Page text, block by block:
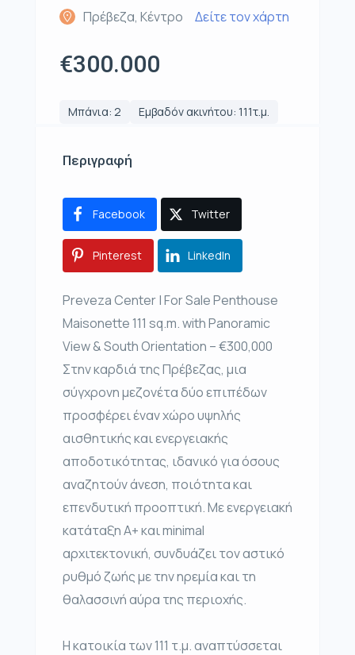
Πρέβεζα, Κέντρο Δείτε τον χάρτη
€300.000
Μπάνια: 2 Εμβαδόν ακινήτου: 111τ.μ.
Περιγραφή
Facebook Twitter
Pinterest LinkedIn
Preveza Center | For Sale Penthouse
Maisonette 111 sq.m. with Panoramic
View & South Orientation – €300,000
Στην καρδιά της Πρέβεζας, μια
σύγχρονη μεζονέτα δύο επιπέδων
προσφέρει έναν χώρο υψηλής
αισθητικής και ενεργειακής
αποδοτικότητας, ιδανικό για όσους
αναζητούν άνεση, ποιότητα και
επενδυτική προοπτική. Με ενεργειακή
κατάταξη Α+ και minimal
αρχιτεκτονική, συνδυάζει τον αστικό
ρυθμό ζωής με την ηρεμία και τη
θαλασσινή αύρα της περιοχής.
Η κατοικία των 111 τ.μ. αναπτύσσεται